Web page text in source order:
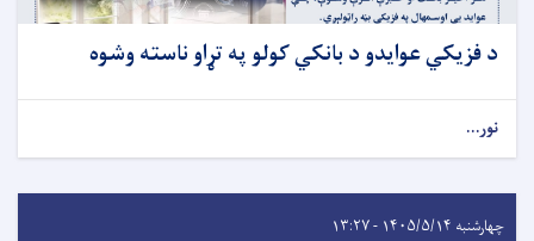
د فزیکي عوایدو د بانکي کولو په تړاو ناسته وشوه
نور...
چهارشنبه ۱۴۰۵/۵/۱۴ - ۱۳:۲۷